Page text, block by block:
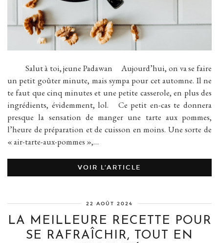
Salut à toi, jeune Padawan Aujourd’hui, on va se faire
un petit goûter minute, mais sympa pour cet automne. Il ne
te faut que cinq minutes et une petite casserole, en plus des
ingrédients, évidemment, lol. Ce petit en-cas te donnera
presque la sensation de manger une tarte aux pommes,
l’heure de préparation et de cuisson en moins. Une sorte de
« air-tarte-aux-pommes »,…
VOIR L’ARTICLE
22 AOÛT 2024
LA MEILLEURE RECETTE POUR
SE RAFRAÎCHIR, TOUT EN